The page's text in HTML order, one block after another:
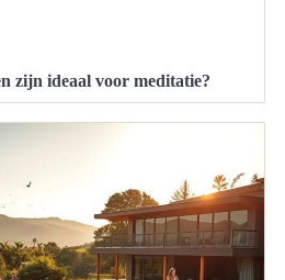
zijn ideaal voor meditatie?